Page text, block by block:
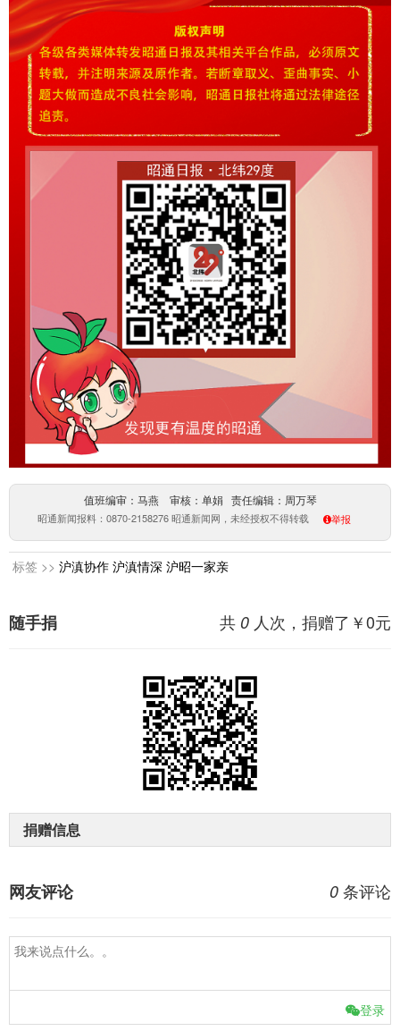
值班编审：马燕 审核：单娟 责任编辑：周万琴
昭通新闻报料：0870-2158276 昭通新闻网，未经授权不得转载 举报
标签 >> 沪滇协作 沪滇情深 沪昭一家亲
共 0 人次，捐赠了￥0元
随手捐
捐赠信息
0 条评论
网友评论
登录